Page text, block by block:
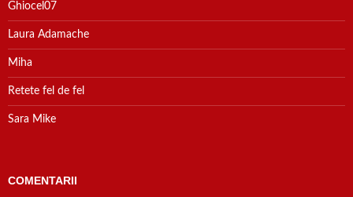
Ghiocel07
Laura Adamache
Miha
Retete fel de fel
Sara Mike
COMENTARII